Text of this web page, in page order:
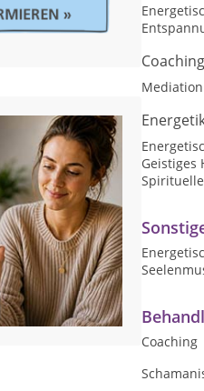
Coaching
Mediation
Geistiges
Coaching